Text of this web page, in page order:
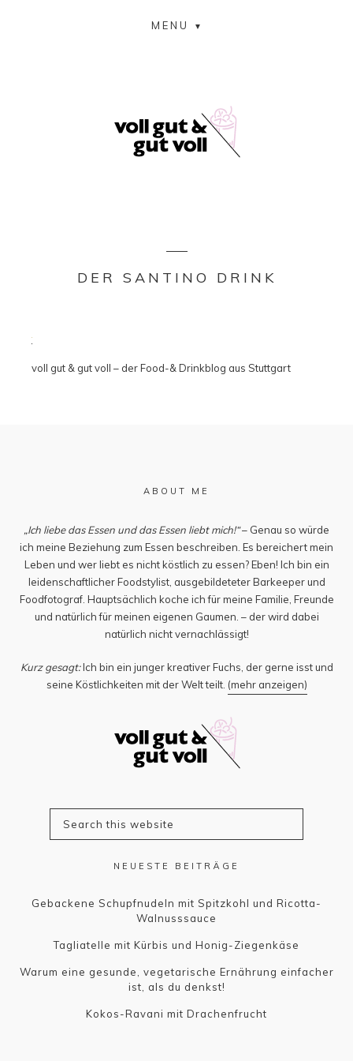
MENU
DER SANTINO DRINK
voll gut & gut voll – der Food-& Drinkblog aus Stuttgart
ABOUT ME
„Ich liebe das Essen und das Essen liebt mich!“– Genau so würde
ich meine Beziehung zum Essen beschreiben. Es bereichert mein
Leben und wer liebt es nicht köstlich zu essen? Eben! Ich bin ein
leidenschaftlicher Foodstylist, ausgebildeteter Barkeeper und
Foodfotograf. Hauptsächlich koche ich für meine Familie, Freunde
und natürlich für meinen eigenen Gaumen. – der wird dabei
natürlich nicht vernachlässigt!
Kurz gesagt:Ich bin ein junger kreativer Fuchs, der gerne isst und
seine Köstlichkeiten mit der Welt teilt. (mehr anzeigen)
NEUESTE BEITRÄGE
Gebackene Schupfnudeln mit Spitzkohl und Ricotta-
Walnusssauce
Tagliatelle mit Kürbis und Honig-Ziegenkäse
Warum eine gesunde, vegetarische Ernährung einfacher
ist, als du denkst!
Kokos-Ravani mit Drachenfrucht